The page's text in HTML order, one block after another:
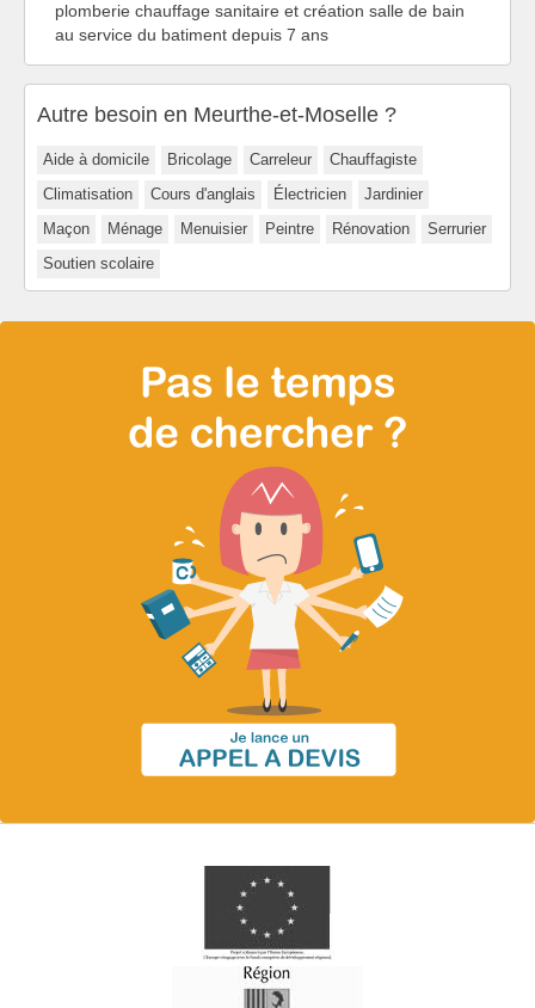
plomberie chauffage sanitaire et création salle de bain
au service du batiment depuis 7 ans
Autre besoin en Meurthe-et-Moselle ?
Aide à domicile Bricolage Carreleur
Chauffagiste
Climatisation
Cours d'anglais Électricien
Jardinier
Maçon
Ménage Menuisier Peintre Rénovation
Serrurier
Soutien scolaire